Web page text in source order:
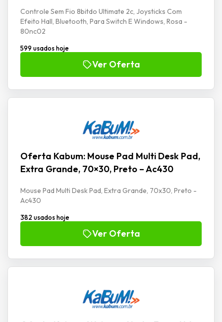
Controle Sem Fio 8bitdo Ultimate 2c, Joysticks Com
Efeito Hall, Bluetooth, Para Switch E Windows, Rosa -
80nc02
599 usados hoje
Ver Oferta
Oferta Kabum: Mouse Pad Multi Desk Pad,
Extra Grande, 70×30, Preto – Ac430
Mouse Pad Multi Desk Pad, Extra Grande, 70x30, Preto -
Ac430
382 usados hoje
Ver Oferta